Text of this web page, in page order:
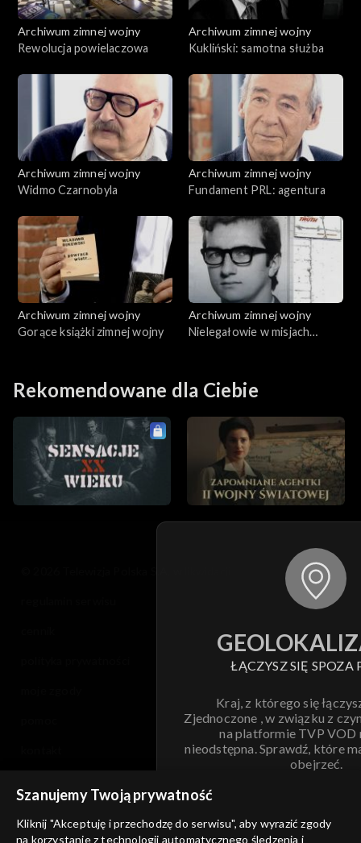
Archiwum zimnej wojny
Rewolucja powielaczowa
Archiwum zimnej wojny
Kukliński: samotna służba
Archiwum zimnej wojny
Widmo Czarnobyla
Archiwum zimnej wojny
Fundament PRL: agentura
Archiwum zimnej wojny
Gorące książki zimnej wojny
Archiwum zimnej wojny
Nielegałowie w misjach
Rekomendowane dla Ciebie
ŁĄCZYSZ SIĘ SPOZA
Kraj, z którego się
Zjednoczone , w związku z
na platformie TVP VOD
nieodstępna. Sprawdź, które
obejrzeć.
informacje o dostawcy usług
Szanujemy Twoją prywatność
Kliknij "Akceptuję i przechodzę do serwisu", aby wyrazić zgody
na korzystanie z technologii automatycznego śledzenia i